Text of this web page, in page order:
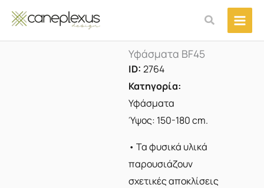
στο
περιεχόμενο
Αναζήτηση
Υφάσματα BF45
ID: 2764
Κατηγορία:
Υφάσματα
Ύψος: 150-180 cm.
• Τα φυσικά υλικά
παρουσιάζουν
σχετικές αποκλίσεις